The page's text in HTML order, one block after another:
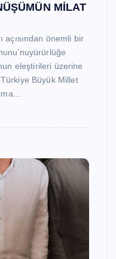
MİLAT
açısından önemli bir
eleştirileri üzerine
Büyük Millet